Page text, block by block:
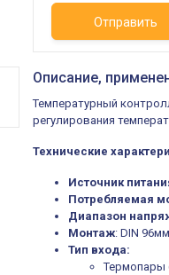
Отправить
Описание,
Температурный
регулирования
Технические
Источник
Потребляемая
Диапазон
Монтаж: DIN
Тип входа:
Термопары